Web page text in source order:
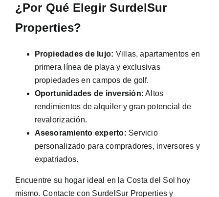
¿Por Qué Elegir SurdelSur
Properties?
Propiedades de lujo: Villas, apartamentos en
primera línea de playa y exclusivas
propiedades en campos de golf.
Oportunidades de inversión: Altos
rendimientos de alquiler y gran potencial de
revalorización.
Asesoramiento experto: Servicio
personalizado para compradores, inversores y
expatriados.
Encuentre su hogar ideal en la Costa del Sol hoy
mismo. Contacte con SurdelSur Properties y